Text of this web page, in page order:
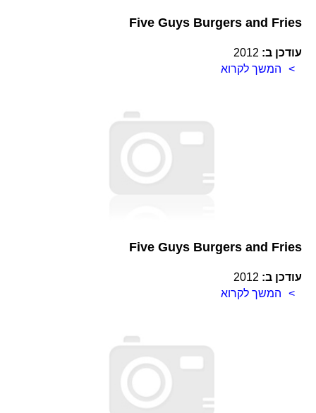
Five Guys Burgers and Fries
עודכן ב: 2012
המשך לקרוא
Five Guys Burgers and Fries
עודכן ב: 2012
המשך לקרוא